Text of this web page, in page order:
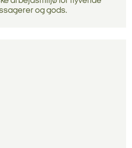
og gods.